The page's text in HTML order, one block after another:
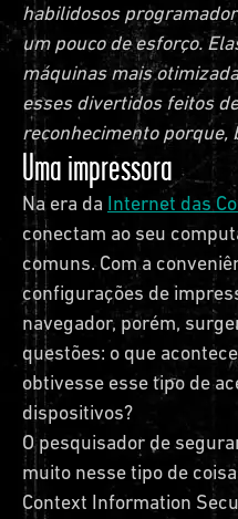
habilidosos
um pouco de esforço.
máquinas mais
esses divertidos feitos
reconhecimento porque,
Uma impressora
Na era da Internet das
conectam ao seu
comuns. Com a
configurações de
navegador, porém,
questões: o que
obtivesse esse tipo de
dispositivos?
O pesquisador de
muito nesse tipo de
Context Information